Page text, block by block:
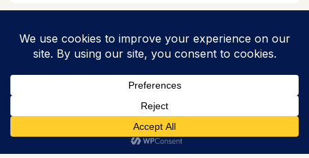
Copyright © 2026 PPLH Puntondo